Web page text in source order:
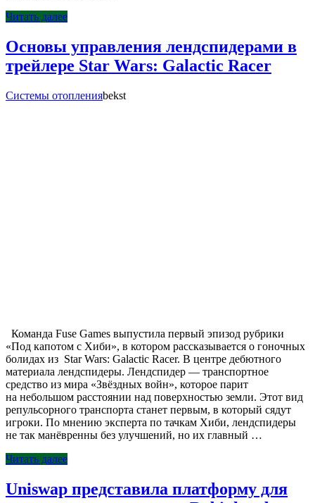
Читать далее
Основы управления лендспидерами в
трейлере Star Wars: Galactic Racer
Системы отопленияbekst
Команда Fuse Games выпустила первый эпизод рубрики
«Под капотом с Хиби», в котором рассказывается о гоночных
болидах из Star Wars: Galactic Racer. В центре дебютного
материала лендспидеры. Лендспидер — транспортное
средство из мира «Звёздных войн», которое парит
на небольшом расстоянии над поверхностью земли. Этот вид
репульсорного транспорта станет первым, в который сядут
игроки. По мнению эксперта по тачкам Хиби, лендспидеры
не так манёвренны без улучшений, но их главный …
Читать далее
Uniswap представила платформу для